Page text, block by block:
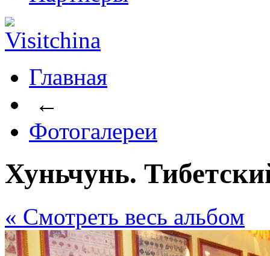
Главная
←
Фотогалереи
Хуньчунь.
« Cмотреть весь альбом